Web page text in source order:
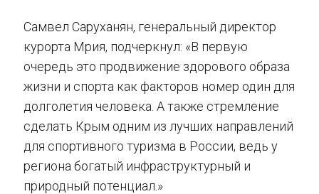
Самвел Саруханян, генеральный директор
курорта Мрия, подчеркнул: «В первую
очередь это продвижение здорового образа
жизни и спорта как факторов номер один для
долголетия человека. А также стремление
сделать Крым одним из лучших направлений
для спортивного туризма в России, ведь у
региона богатый инфраструктурный и
природный потенциал.»